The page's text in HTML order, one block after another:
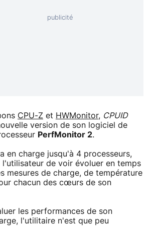
CPU-Z et HWMonitor, CPUID
version de son logiciel de
PerfMonitor 2.
en charge jusqu'à 4 processeurs,
de voir évoluer en temps
mesures de charge, de température
chacun des cœurs de son
les performances de son
l'utilitaire n'est que peu